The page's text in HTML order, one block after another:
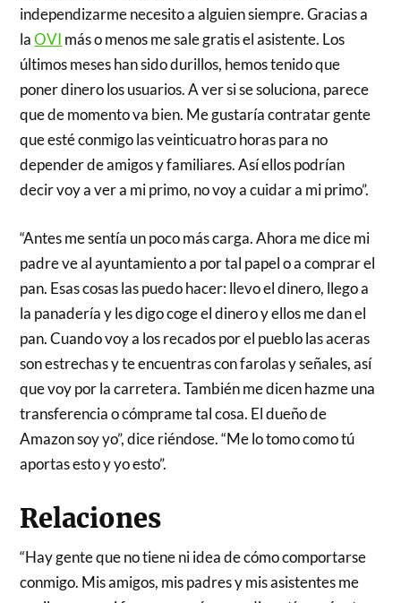
independizarme necesito a alguien siempre. Gracias a
laOVI más o menos me sale gratis el asistente. Los
últimos meses han sido durillos, hemos tenido que
poner dinero los usuarios. A ver si se soluciona, parece
que de momento va bien. Me gustaría contratar gente
que esté conmigo las veinticuatro horas para no
depender de amigos y familiares. Así ellos podrían
decir voy a ver a mi primo, no voy a cuidar a mi primo”.
“Antes me sentía un poco más carga. Ahora me dice mi
padre ve al ayuntamiento a por tal papel o a comprar el
pan. Esas cosas las puedo hacer: llevo el dinero, llego a
la panadería y les digo coge el dinero y ellos me dan el
pan. Cuando voy a los recados por el pueblo las aceras
son estrechas y te encuentras con farolas y señales, así
que voy por la carretera. También me dicen hazme una
transferencia o cómprame tal cosa. El dueño de
Amazon soy yo”, dice riéndose. “Me lo tomo como tú
aportas esto y yo esto”.
Relaciones
“Hay gente que no tiene ni idea de cómo comportarse
conmigo. Mis amigos, mis padres y mis asistentes me